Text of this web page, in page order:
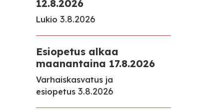
12.8.2026
Lukio 3.8.2026
Esiopetus alkaa
maanantaina 17.8.2026
Varhaiskasvatus ja
esiopetus 3.8.2026